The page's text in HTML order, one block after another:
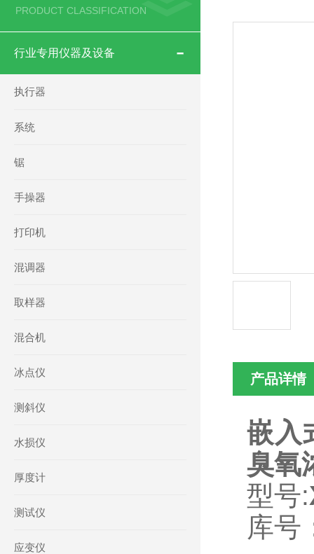
PRODUCT CLASSIFICATION
行业专用仪器及设备
执行器
系统
锯
手操器
打印机
混调器
取样器
混合机
冰点仪
测斜仪
水损仪
厚度计
测试仪
应变仪
产品详情
嵌入
臭氧
型号:
库号